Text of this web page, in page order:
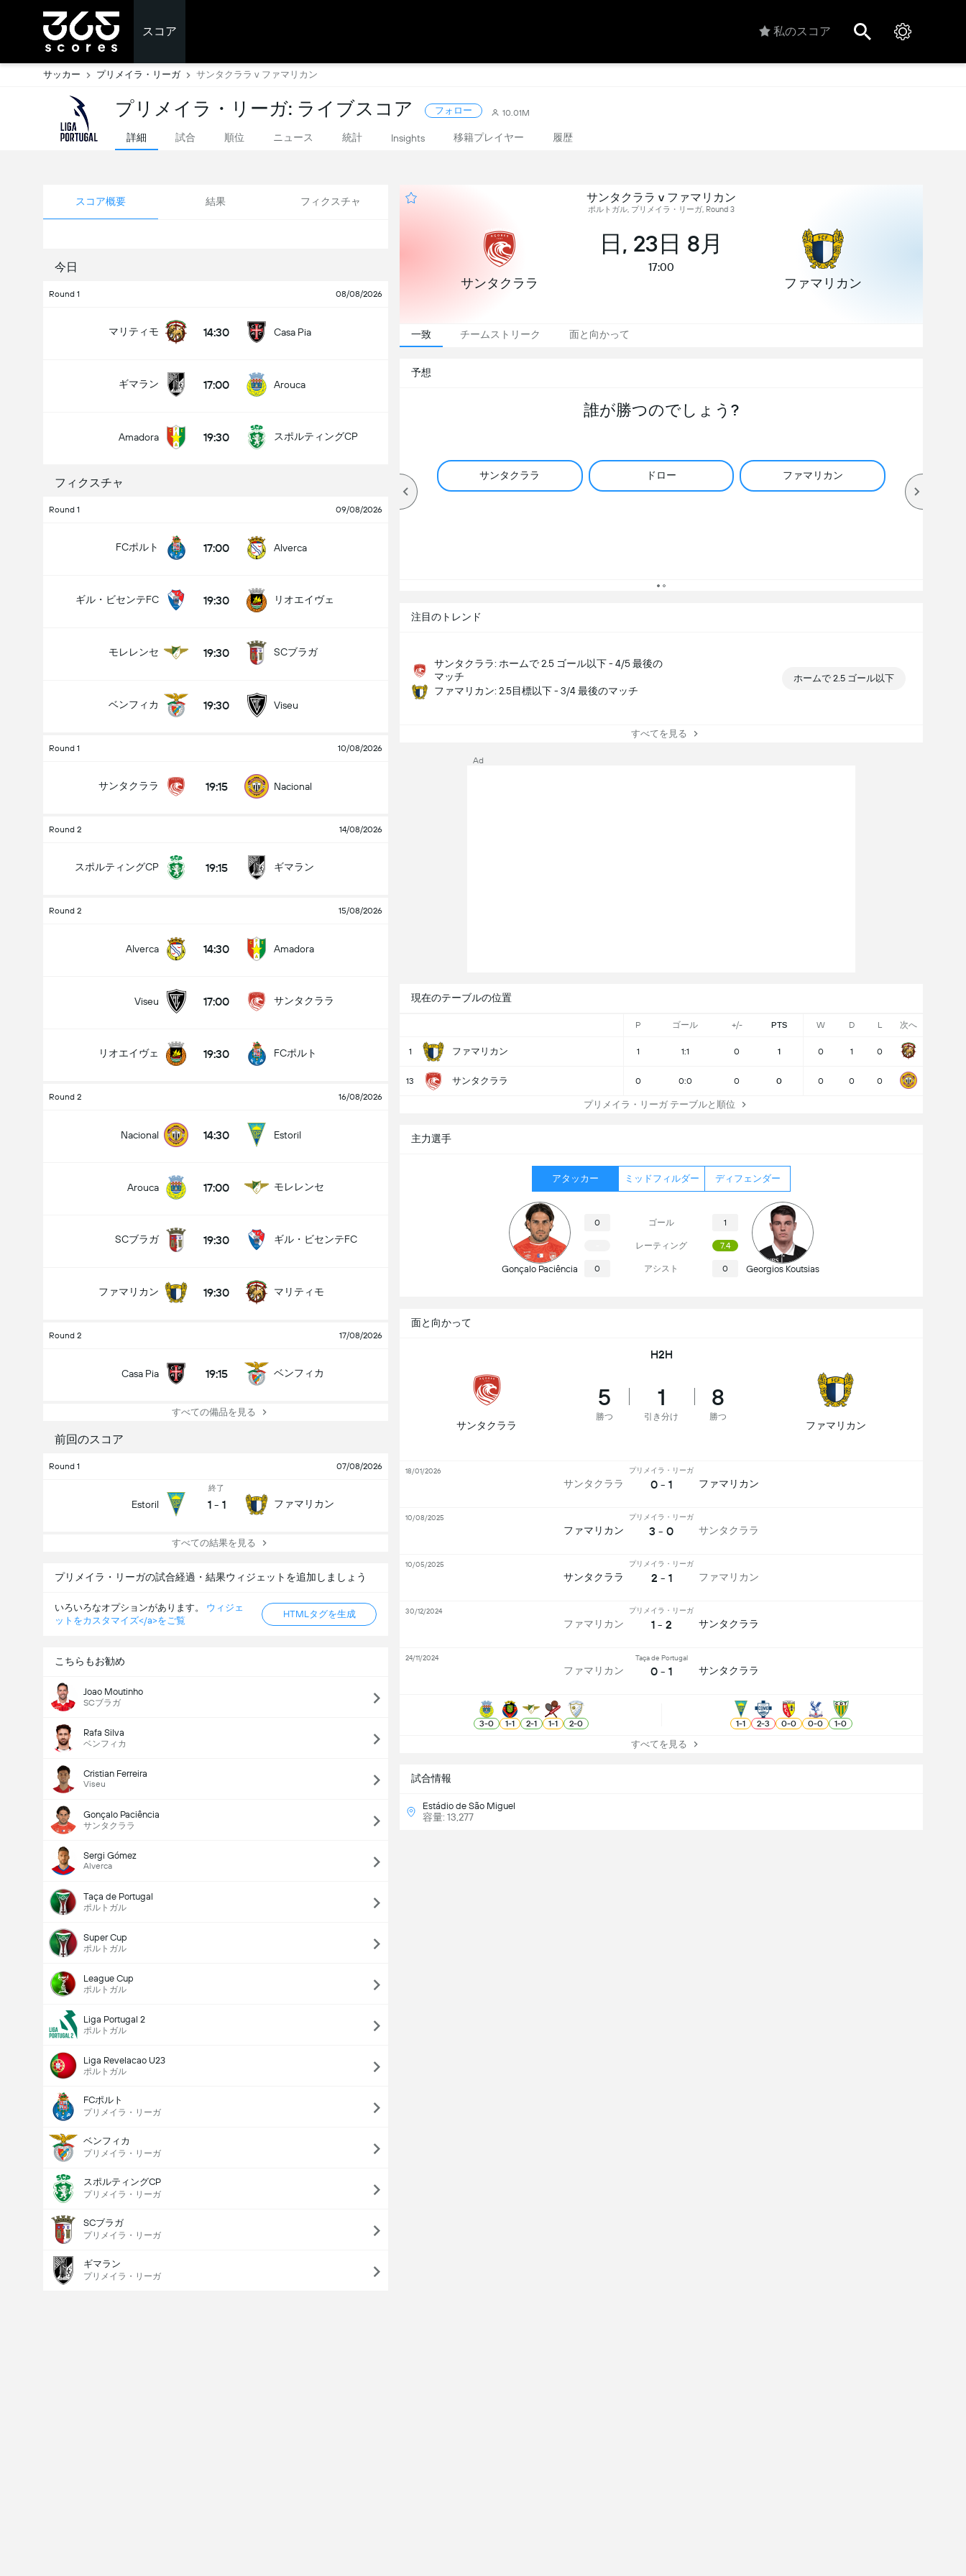
スコア 私のスコア
サッカー プリメイラ・リーガ サンタクララ v ファマリカン
プリメイラ・リーガ: ライブスコア フォロー 10.01M
詳細 試合 順位 ニュース 統計 Insights 移籍プレイヤー 履歴
スコア概要 結果 フィクスチャ
今日
Round 1 08/08/2026
マリティモ 14:30 Casa Pia
ギマラン 17:00 Arouca
Amadora 19:30 スポルティングCP
フィクスチャ
Round 1 09/08/2026
FCポルト 17:00 Alverca
ギル・ビセンテFC 19:30 リオエイヴェ
モレレンセ 19:30 SCブラガ
ベンフィカ 19:30 Viseu
Round 1 10/08/2026
サンタクララ 19:15 Nacional
Round 2 14/08/2026
スポルティングCP 19:15 ギマラン
Round 2 15/08/2026
Alverca 14:30 Amadora
Viseu 17:00 サンタクララ
リオエイヴェ 19:30 FCポルト
Round 2 16/08/2026
Nacional 14:30 Estoril
Arouca 17:00 モレレンセ
SCブラガ 19:30 ギル・ビセンテFC
ファマリカン 19:30 マリティモ
Round 2 17/08/2026
Casa Pia 19:15 ベンフィカ
すべての備品を見る
前回のスコア
Round 1 07/08/2026
Estoril
終了
1 - 1 ファマリカン
すべての結果を見る
プリメイラ・リーガの試合経過・結果ウィジェットを追加しましょう
いろいろなオプションがあります。 ウィジェ
ットをカスタマイズ</a>をご覧
HTMLタグを生成
こちらもお勧め
Joao Moutinho
SCブラガ
Rafa Silva
ベンフィカ
Cristian Ferreira
Viseu
Gonçalo Paciência
サンタクララ
Sergi Gómez
Alverca
Taça de Portugal
ポルトガル
Super Cup
ポルトガル
League Cup
ポルトガル
Liga Portugal 2
ポルトガル
Liga Revelacao U23
ポルトガル
FCポルト
プリメイラ・リーガ
ベンフィカ
プリメイラ・リーガ
スポルティングCP
プリメイラ・リーガ
SCブラガ
プリメイラ・リーガ
ギマラン
プリメイラ・リーガ
サンタクララ v ファマリカン
ポルトガル, プリメイラ・リーガ, Round 3
サンタクララ
日, 23日 8月
17:00
ファマリカン
一致 チームストリーク 面と向かって
予想
誰が勝つのでしょう?
サンタクララ ドロー ファマリカン
注目のトレンド
サンタクララ: ホームで 2.5 ゴール以下 - 4/5 最後の
マッチ
ファマリカン: 2.5目標以下 - 3/4 最後のマッチ
ホームで 2.5 ゴール以下
すべてを見る
現在のテーブルの位置
P ゴール +/- PTS W D L 次へ
1 ファマリカン 1 1:1 0 1 0 1 0
13 サンタクララ 0 0:0 0 0 0 0 0
プリメイラ・リーガ テーブルと順位
主力選手
アタッカー ミッドフィルダー ディフェンダー
Gonçalo Paciência
0 ゴール 1
レーティング 7.4
0 アシスト 0 Georgios Koutsias
試合情報
Estádio de São Miguel
容量: 13,277
面と向かって
H2H
サンタクララ
5
勝つ
1
引き分け
8
勝つ
ファマリカン
サンタクララ
プリメイラ・リーガ
0 - 1 ファマリカン
18/01/2026
ファマリカン
プリメイラ・リーガ
3 - 0 サンタクララ
10/08/2025
サンタクララ
プリメイラ・リーガ
2 - 1 ファマリカン
10/05/2025
ファマリカン
プリメイラ・リーガ
1 - 2 サンタクララ
30/12/2024
ファマリカン
Taça de Portugal
0 - 1 サンタクララ
24/11/2024
3-0 1-1 2-1 1-1 2-0 1-1 2-3 0-0 0-0 1-0
すべてを見る
Ad